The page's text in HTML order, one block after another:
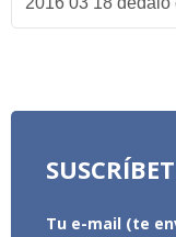
Tu e-mail (te